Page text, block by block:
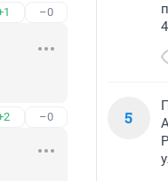
–0
–0 5